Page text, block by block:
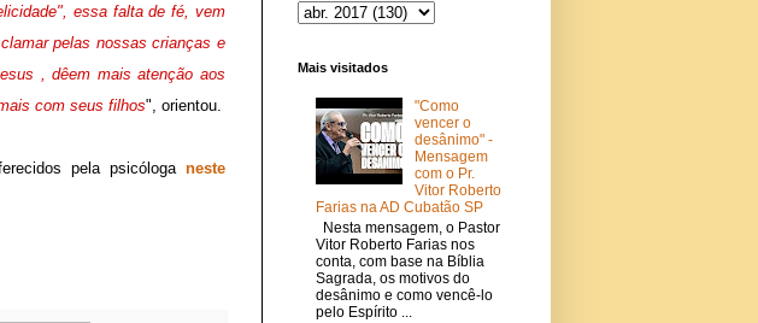
essa falta de fé, vem
pelas nossas crianças e
, dêem mais atenção aos
com seus filhos", orientou.
pela psicóloga neste
Mais visitados
"Como
vencer o
desânimo" -
Mensagem
com o Pr.
Vitor Roberto
Farias na AD Cubatão SP
Nesta mensagem, o Pastor
Vitor Roberto Farias nos
conta, com base na Bíblia
Sagrada, os motivos do
desânimo e como vencê-lo
pelo Espírito ...